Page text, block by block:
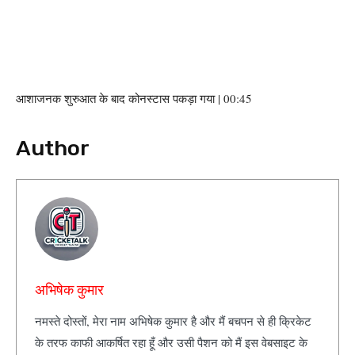
आशाजनक शुरुआत के बाद कोनस्टास पकड़ा गया | 00:45
Author
अभिषेक कुमार
नमस्ते दोस्तों, मेरा नाम अभिषेक कुमार है और मैं बचपन से ही क्रिकेट
के तरफ काफी आकर्षित रहा हूँ और उसी पैशन को मैं इस वेबसाइट के